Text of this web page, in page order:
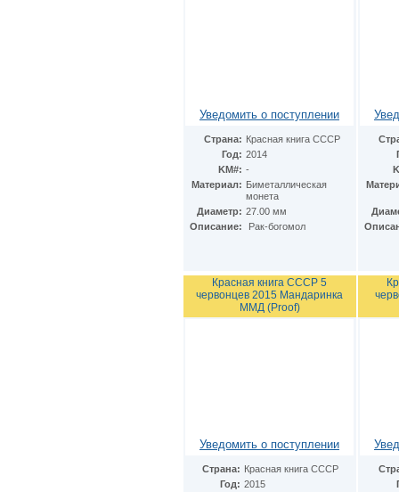
Уведомить о поступлении
Страна: Красная книга СССР
Год: 2014
KM#: -
Материал: Биметаллическая
монета
Диаметр: 27.00 мм
Описание:
Рак-богомол
Красная книга СССР 5
червонцев 2015 Мандаринка
ММД (Proof)
Уведомить о поступлении
Страна: Красная книга СССР
Год: 2015